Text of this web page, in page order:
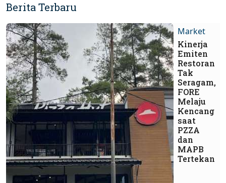
Berita Terbaru
Market
Kinerja
Emiten
Restoran
Tak
Seragam,
FORE
Melaju
Kencang
saat
PZZA
dan
MAPB
Tertekan